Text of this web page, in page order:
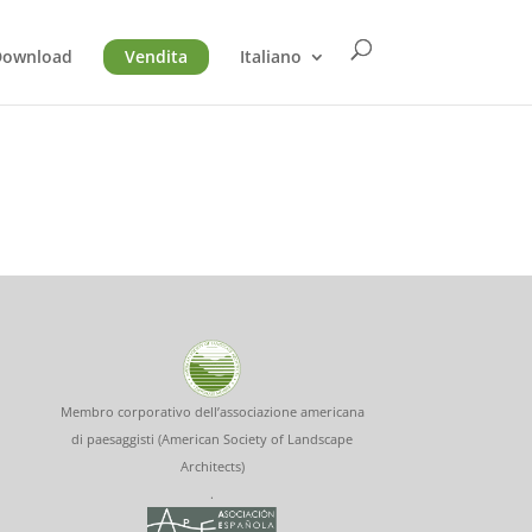
Vendita Italiano
Membro corporativo dell’associazione americana
di paesaggisti (American Society of Landscape
Architects)
.